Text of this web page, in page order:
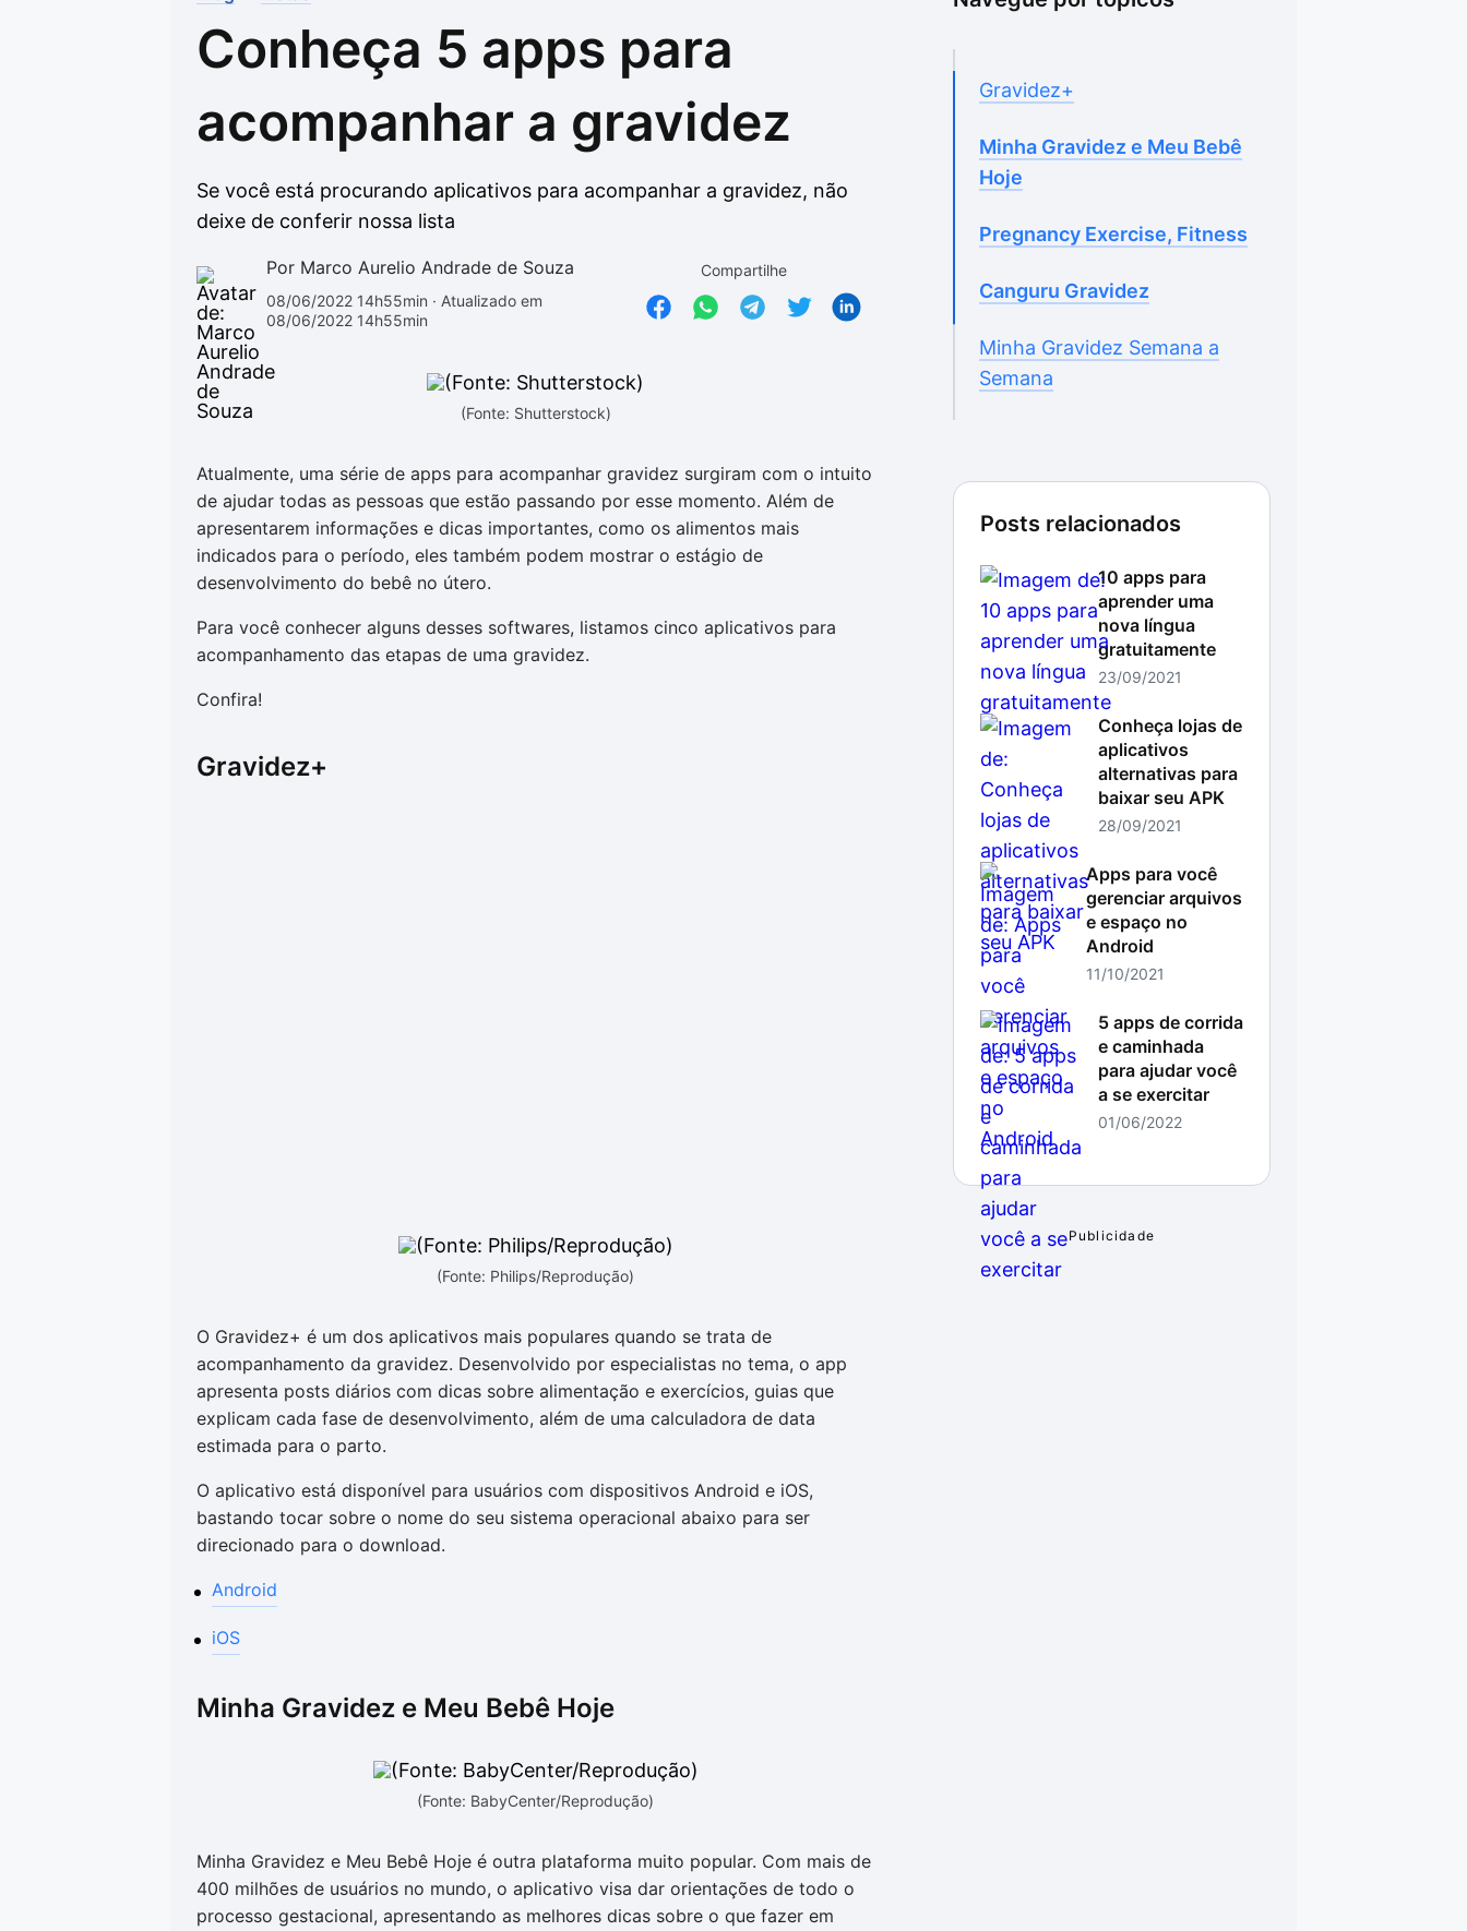
Drivers
Outros
Conheça 5 apps para
acompanhar a gravidez
Se você está procurando aplicativos para acompanhar a gravidez, não
deixe de conferir nossa lista
Por Marco Aurelio Andrade de Souza
08/06/2022 14h55min · Atualizado em
08/06/2022 14h55min
Compartilhe
(Fonte: Shutterstock)
Atualmente, uma série de apps para acompanhar gravidez surgiram com o intuito
de ajudar todas as pessoas que estão passando por esse momento. Além de
apresentarem informações e dicas importantes, como os alimentos mais
indicados para o período, eles também podem mostrar o estágio de
desenvolvimento do bebê no útero.
Para você conhecer alguns desses softwares, listamos cinco aplicativos para
acompanhamento das etapas de uma gravidez.
Confira!
Gravidez+
(Fonte: Philips/Reprodução)
O Gravidez+ é um dos aplicativos mais populares quando se trata de
acompanhamento da gravidez. Desenvolvido por especialistas no tema, o app
apresenta posts diários com dicas sobre alimentação e exercícios, guias que
explicam cada fase de desenvolvimento, além de uma calculadora de data
estimada para o parto.
O aplicativo está disponível para usuários com dispositivos Android e iOS,
bastando tocar sobre o nome do seu sistema operacional abaixo para ser
direcionado para o download.
Android
iOS
Minha Gravidez e Meu Bebê Hoje
(Fonte: BabyCenter/Reprodução)
Minha Gravidez e Meu Bebê Hoje é outra plataforma muito popular. Com mais de
400 milhões de usuários no mundo, o aplicativo visa dar orientações de todo o
processo gestacional, apresentando as melhores dicas sobre o que fazer em
Gravidez+
Minha Gravidez e Meu Bebê
Hoje
Pregnancy Exercise, Fitness
Canguru Gravidez
Minha Gravidez Semana a
Semana
Posts relacionados
10 apps para
aprender uma
nova língua
gratuitamente
23/09/2021
Conheça lojas de
aplicativos
alternativas para
baixar seu APK
28/09/2021
Apps para você
gerenciar arquivos
e espaço no
Android
11/10/2021
5 apps de corrida
e caminhada
para ajudar você
a se exercitar
01/06/2022